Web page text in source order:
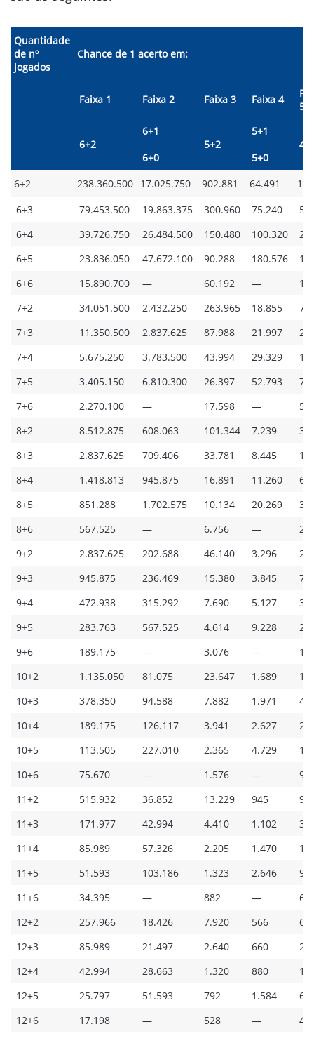
Quantidade
de nº
jogados
Chance de 1 acerto em:
Faixa 1 Faixa 2 Faixa 3 Faixa 4
5
6+2
6+1
6+0
5+2
5+1
5+0
6+2 238.360.500 17.025.750 902.881 64.491
6+3
79.453.500 19.863.375 300.960 75.240
6+4
39.726.750 26.484.500 150.480 100.320
6+5
23.836.050 47.672.100 90.288 180.576
6+6
15.890.700 — 60.192 —
7+2
34.051.500 2.432.250 263.965 18.855
7+3
11.350.500 2.837.625 87.988 21.997
7+4
5.675.250 3.783.500 43.994 29.329
7+5
3.405.150 6.810.300 26.397 52.793
7+6
2.270.100 — 17.598 —
8+2
8.512.875 608.063 101.344 7.239
8+3
2.837.625 709.406 33.781 8.445
8+4
1.418.813 945.875 16.891 11.260
8+5
851.288 1.702.575 10.134 20.269
8+6
567.525 — 6.756 —
9+2
2.837.625 202.688 46.140 3.296
9+3
945.875 236.469 15.380 3.845
9+4
472.938 315.292 7.690 5.127
9+5
283.763 567.525 4.614 9.228
9+6
189.175 — 3.076 —
10+2
1.135.050 81.075 23.647 1.689
10+3
378.350 94.588 7.882 1.971
10+4
189.175 126.117 3.941 2.627
10+5
113.505 227.010 2.365 4.729
10+6
75.670 — 1.576 —
97
11+2
515.932 36.852 13.229 945
11+3
171.977 42.994 4.410 1.102
11+4
85.989 57.326 2.205 1.470
11+5
51.593 103.186 1.323 2.646
97
11+6
34.395 — 882 —
65
12+2
257.966 18.426 7.920 566
12+3
85.989 21.497 2.640 660
12+4
42.994 28.663 1.320 880
12+5
25.797 51.593 792 1.584
68
12+6
17.198 — 528 — 46